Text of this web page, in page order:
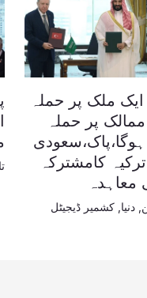
ملک پر حملہ
ممالک پر حملہ
کامشترکہ
معاہدہ
,دنیا ,کشمیر ڈیجیٹل